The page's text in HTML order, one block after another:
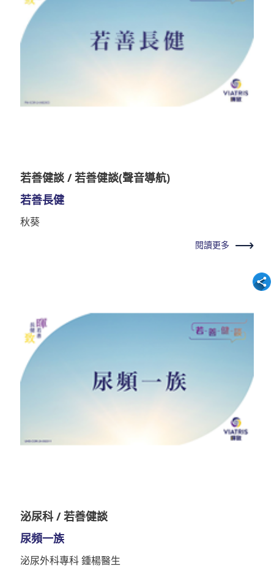
若善健談 / 若善健談(聲音導航)
若善長健
秋葵
閱讀更多
泌尿科 / 若善健談
尿頻一族
泌尿外科專科 鍾楊醫生